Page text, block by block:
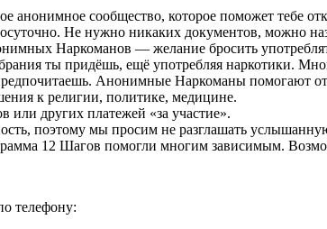
сообщество, которое поможет тебе
Не нужно никаких документов,
Наркоманов — желание бросить
ты придёшь, ещё употребляя наркотики.
Анонимные Наркоманы помогают
к религии, политике, медицине.
или других платежей «за участие».
поэтому мы просим не разглашать
12 Шагов помогли многим зависимым.
телефону: